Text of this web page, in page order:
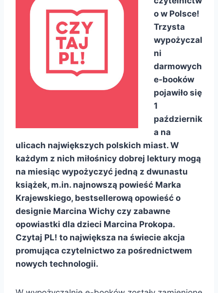
o w Polsce!
Trzysta
wypożyczal
ni
darmowych
e-booków
pojawiło się
1
październik
a na
ulicach największych polskich miast. W
każdym z nich miłośnicy dobrej lektury mogą
na miesiąc wypożyczyć jedną z dwunastu
książek, m.in. najnowszą powieść Marka
Krajewskiego, bestsellerową opowieść o
designie Marcina Wichy czy zabawne
opowiastki dla dzieci Marcina Prokopa.
Czytaj PL! to największa na świecie akcja
promująca czytelnictwo za pośrednictwem
nowych technologii.